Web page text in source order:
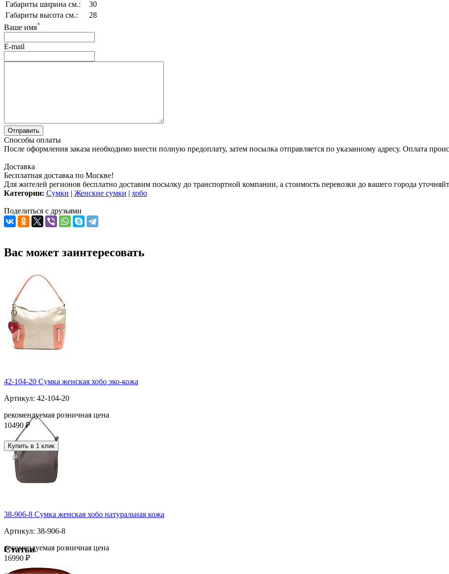
Габариты ширина см.:
30
Габариты высота см.:
28
Ваше имя*
E-mail
Способы оплаты
После оформления заказа необходимо внести полную предоплату, затем посылка отправляется по указанному адресу. Оплата
Доставка
Бесплатная доставка по Москве!
Для жителей регионов бесплатно доставим посылку до транспортной компании, а стоимость перевозки до вашего города
Категории: Сумки | Женские сумки | хобо
Поделиться с друзьями
Вас может заинтересовать
42-104-20 Сумка женская хобо эко-кожа
Артикул: 42-104-20
рекомендуемая розничная цена
10490 ₽
Купить в 1 клик
38-906-8 Сумка женская хобо натуральная кожа
Артикул: 38-906-8
рекомендуемая розничная цена
16990 ₽
Статьи